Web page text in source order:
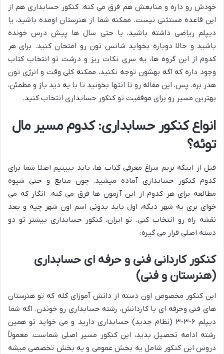
خودش رو داره و منابعش هم فرق می کنه. کنکور حسابداری هم از
این قاعده مستثنی نیست. ممکنه شما از هنرستان اومده باشید، یا
دیپلم ریاضی داشته باشید، یا حتی سال ها پیش درس خونده
باشید و حالا دوباره بخواید شانس تون رو امتحان کنید. برای هر
کدوم از این گروه ها، یه سری نکات ریز و درشت تو انتخاب کتاب
وجود داره که اگه بهشون توجه نکنید، ممکنه کلی وقت و انرژی تون
هدر بره. پس، این مقاله رو تا انتها بخونید تا با یه دید باز و مطمئن،
بهترین مسیر رو برای موفقیت تو کنکور حسابداری انتخاب کنید.
انواع کنکور حسابداری: کدوم مسیر مال
توئه؟
قبل از اینکه بریم سراغ معرفی کتاب ها، باید ببینیم اصلا شما برای
کدوم کنکور حسابداری آماده میشید. چون منابع و حتی شیوه
مطالعه برای هر کدوم از این آزمون ها فرق می کنه. انگار که می
خوای بری یه شهر دیگه، اول باید بدونی اسم اون شهر چیه و بعد
نقشه راه رو انتخاب کنی. تو ایران، کنکور حسابداری بیشتر تو دو
دسته اصلی قرار می گیره:
کنکور کاردانی فنی و حرفه ای حسابداری
(هنرستان و فنی)
این کنکور مخصوص اون دسته از دانش آموزای گله که تو هنرستان
های فنی وحرفه ای یا کاردانش، رشته حسابداری رو خوندن. اگه شما
دیپلم ۶-۳-۳ (نظام جدید) حسابداری دارید و می خواید تو همین
رشته ادامه تحصیل بدید، این کنکور مسیر اصلی شماست. معمولاً
دروس این کنکور شامل یه بخش عمومی و یه بخش تخصصی میشه